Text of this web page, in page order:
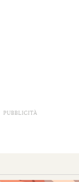
PUBBLICITÀ